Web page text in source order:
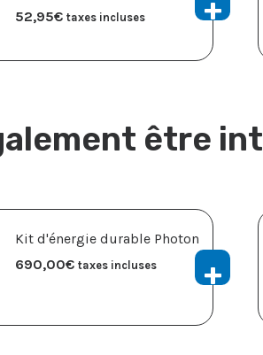
52,95€ taxes incluses
être
Kit d'énergie durable Photon
690,00€ taxes incluses